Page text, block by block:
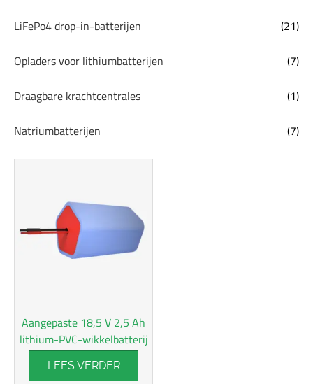
LiFePo4 drop-in-batterijen (21)
Opladers voor lithiumbatterijen (7)
Draagbare krachtcentrales (1)
Natriumbatterijen (7)
Aangepaste 18,5 V 2,5 Ah
lithium-PVC-wikkelbatterij
LEES VERDER